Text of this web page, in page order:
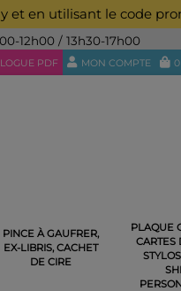
et en utilisant le code
12h00 / 13h30-17h00
PDF MON COMPTE 0
PINCE À GAUFRER,
EX-LIBRIS, CACHET
DE CIRE
PLAQUE
CARTES